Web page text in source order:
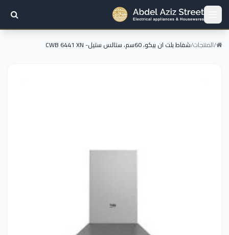
/المنتجات/شفاط بلت ان بيكو، 60سم، ستالس ستيل- CWB 6441 XN